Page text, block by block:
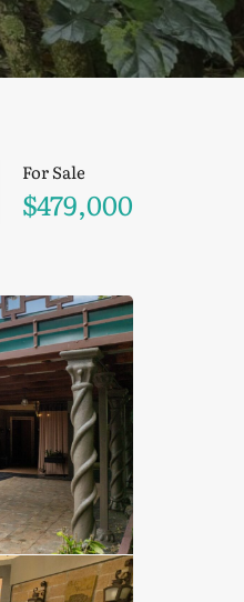
For Sale
$479,000